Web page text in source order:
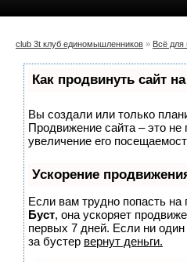
club 3t клуб единомышленников » Всё для
Как продвинуть сайт
Вы создали или только
Продвижение сайта – это
увеличение его
Ускорение
Если вам трудно попасть на
Буст, она ускоряет
первых 7 дней. Если ни
за бустер вернут деньги.